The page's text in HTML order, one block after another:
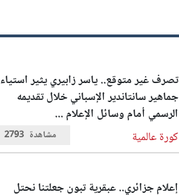
تصرف غير متوقع.. ياسر زابيري يثير استياء
جماهير سانتاندير الإسباني خلال تقديمه
الرسمي أمام وسائل الإعلام ...
كورة عالمية
مشاهدة 2793
إعلام جزائري.. عبقرية تبون جعلتنا نحتل